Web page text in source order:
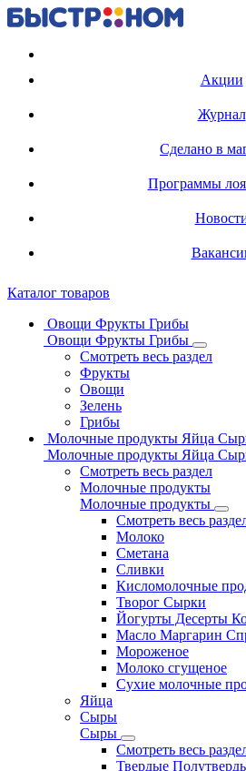
Акции
Журнал
Сделано в
Программы
Каталог товаров
Овощи Фрукты Грибы
Овощи Фрукты Грибы
Смотреть весь раздел
Фрукты
Овощи
Зелень
Грибы
Молочные продукты Яйца
Молочные продукты Яйца
Смотреть весь раздел
Молочные продукты
Молочные продукты
Смотреть весь
Молоко
Сметана
Сливки
Кисломолочные
Творог Сырки
Йогурты Десерты
Масло Маргарин
Мороженое
Молоко сгущеное
Сухие молочные
Яйца
Сыры
Сыры
Смотреть весь
Твердые